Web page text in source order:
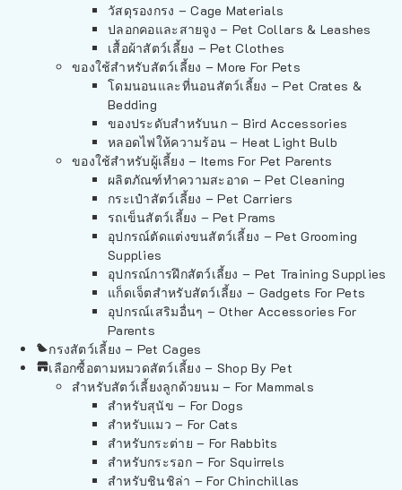
วัสดุรองกรง – Cage Materials
ปลอกคอและสายจูง – Pet Collars & Leashes
เสื้อผ้าสัตว์เลี้ยง – Pet Clothes
ของใช้สำหรับสัตว์เลี้ยง – More For Pets
โดมนอนและที่นอนสัตว์เลี้ยง – Pet Crates &
Bedding
ของประดับสำหรับนก – Bird Accessories
หลอดไฟให้ความร้อน – Heat Light Bulb
ของใช้สำหรับผู้เลี้ยง – Items For Pet Parents
ผลิตภัณฑ์ทำความสะอาด – Pet Cleaning
กระเป๋าสัตว์เลี้ยง – Pet Carriers
รถเข็นสัตว์เลี้ยง – Pet Prams
อุปกรณ์ตัดแต่งขนสัตว์เลี้ยง – Pet Grooming
Supplies
อุปกรณ์การฝึกสัตว์เลี้ยง – Pet Training Supplies
แก็ดเจ็ตสำหรับสัตว์เลี้ยง – Gadgets For Pets
อุปกรณ์เสริมอื่นๆ – Other Accessories For
Parents
กรงสัตว์เลี้ยง – Pet Cages
เลือกซื้อตามหมวดสัตว์เลี้ยง – Shop By Pet
สำหรับสัตว์เลี้ยงลูกด้วยนม – For Mammals
สำหรับสุนัข – For Dogs
สำหรับแมว – For Cats
สำหรับกระต่าย – For Rabbits
สำหรับกระรอก – For Squirrels
สำหรับชินชิล่า – For Chinchillas